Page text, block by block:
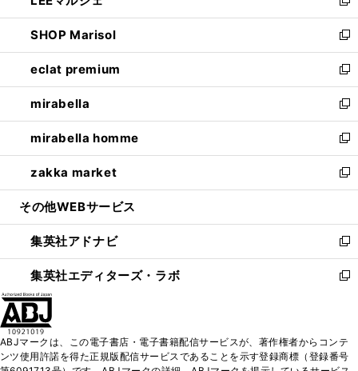
開
く
ウ
で
開
く
ン
ド
ウ
で
開
く
い
ウ
ィ
ン
ド
ウ
で
開
く
新
し
い
ウ
ィ
ン
ド
ウ
で
開
く
SHOP Marisol
新
し
い
ウ
ィ
ン
ド
ウ
で
開
eclat premium
新
し
い
ウ
ィ
ン
ド
ウ
開
く
mirabella
新
し
い
ウ
ィ
ン
ウ
で
開
く
mirabella homme
新
し
い
ウ
ン
ド
ウ
で
zakka market
新
し
ウ
ィ
ン
ド
く
その他WEBサービス
集英社アドナビ
新
し
い
ド
ウ
集英社エディターズ・ラボ
新
ィ
ン
ABJマークは、この電子書店・電子書籍配信サービスが、著作権者からコンテ
ンツ使用許諾を得た正規版配信サービスであることを示す登録商標（登録番号